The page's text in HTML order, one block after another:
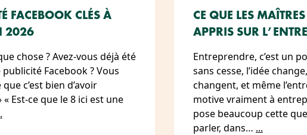
FACEBOOK CLÉS À
2026
chose ? Avez-vous déjà été
Facebook ? Vous
c’est bien d’avoir
Est-ce que le 8 ici est une
CE QUE LES
APPRIS SUR
Entreprendre, c’est un
sans cesse, l’idée
changent, et même
motive vraiment à
pose beaucoup cette
parler, dans… ...